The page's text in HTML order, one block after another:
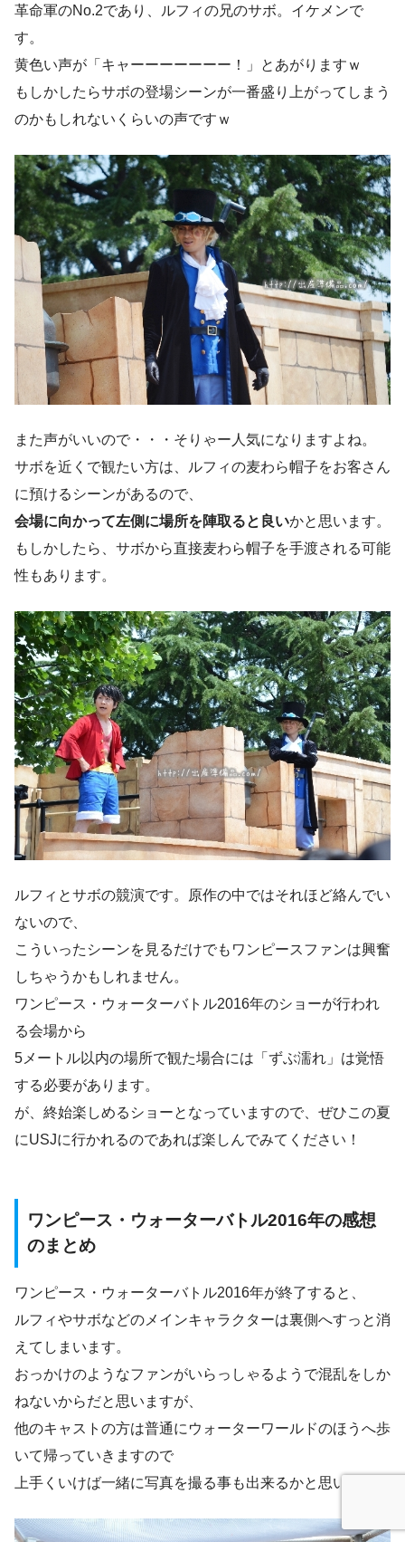
革命軍のNo.2であり、ルフィの兄のサボ。イケメンで
す。
黄色い声が「キャーーーーーーー！」とあがりますｗ
もしかしたらサボの登場シーンが一番盛り上がってしまう
のかもしれないくらいの声ですｗ
また声がいいので・・・そりゃー人気になりますよね。
サボを近くで観たい方は、ルフィの麦わら帽子をお客さん
に預けるシーンがあるので、
会場に向かって左側に場所を陣取ると良いかと思います。
もしかしたら、サボから直接麦わら帽子を手渡される可能
性もあります。
ルフィとサボの競演です。原作の中ではそれほど絡んでい
ないので、
こういったシーンを見るだけでもワンピースファンは興奮
しちゃうかもしれません。
ワンピース・ウォーターバトル2016年のショーが行われ
る会場から
5メートル以内の場所で観た場合には「ずぶ濡れ」は覚悟
する必要があります。
が、終始楽しめるショーとなっていますので、ぜひこの夏
にUSJに行かれるのであれば楽しんでみてください！
ワンピース・ウォーターバトル2016年の感想
のまとめ
ワンピース・ウォーターバトル2016年が終了すると、
ルフィやサボなどのメインキャラクターは裏側へすっと消
えてしまいます。
おっかけのようなファンがいらっしゃるようで混乱をしか
ねないからだと思いますが、
他のキャストの方は普通にウォーターワールドのほうへ歩
いて帰っていきますので
上手くいけば一緒に写真を撮る事も出来るかと思います。